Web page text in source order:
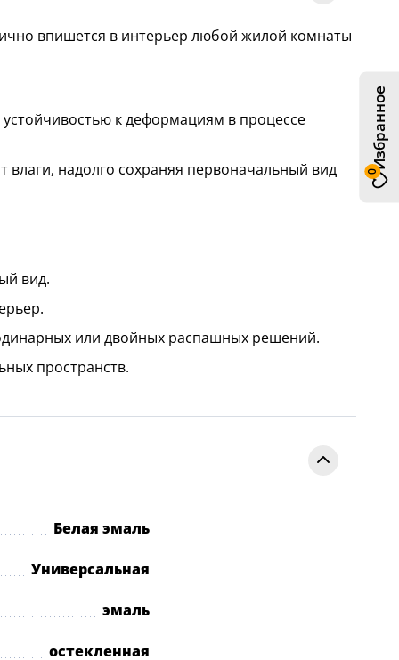
0
Избранное
впишется в интерьер любой жилой комнаты
к деформациям в процессе
надолго сохраняя первоначальный вид
вид.
или двойных распашных решений.
пространств.
Белая эмаль
Универсальная
эмаль
остекленная